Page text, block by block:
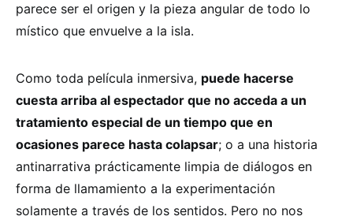
parece ser el origen y la pieza angular de todo lo
místico que envuelve a la isla.
Como toda película inmersiva, puede hacerse
cuesta arriba al espectador que no acceda a un
tratamiento especial de un tiempo que en
ocasiones parece hasta colapsar; o a una historia
antinarrativa prácticamente limpia de diálogos en
forma de llamamiento a la experimentación
solamente a través de los sentidos. Pero no nos